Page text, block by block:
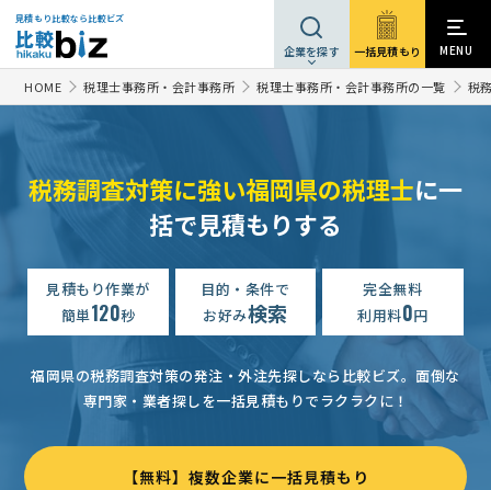
見積もり比較なら比較ビズ
企業を探す 一括見積もり MENU
HOME 税理士事務所・会計事務所 税理士事務所・会計事務所の一覧 税
税務調査対策に強い福岡県の税理士に一
括で見積もりする
見積もり作業が
簡単120秒
目的・条件で
お好み検索
完全無料
利用料0円
福岡県の税務調査対策の発注・外注先探しなら比較ビズ。 面倒な
専門家・業者探しを一括見積もりでラクラクに！
【無料】複数企業に一括見積もり